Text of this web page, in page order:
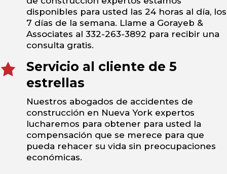
disponibles para usted las 24 horas al día, los
7 días de la semana. Llame a Gorayeb &
Associates al 332-263-3892 para recibir una
consulta gratis.
Servicio al cliente de 5
estrellas
Nuestros abogados de accidentes de
construcción en Nueva York expertos
lucharemos para obtener para usted la
compensación que se merece para que
pueda rehacer su vida sin preocupaciones
económicas.